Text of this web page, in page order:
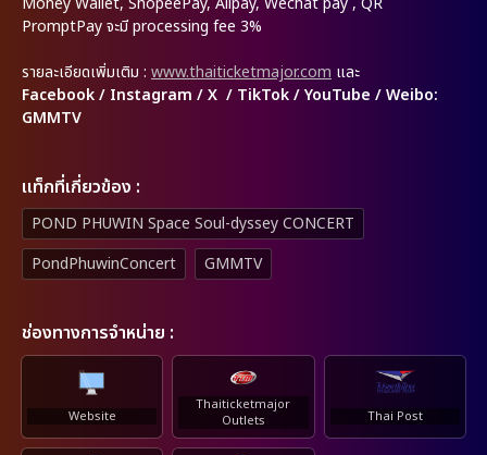
PromptPay จะมี processing fee 3%
รายละเอียดเพิ่มเติม : www.thaiticketmajor.com และ
Facebook / Instagram / X / TikTok / YouTube / Weibo:
GMMTV
เเท็กที่เกี่ยวข้อง :
POND PHUWIN Space Soul-dyssey CONCERT
PondPhuwinConcert
GMMTV
ช่องทางการจำหน่าย :
Website
Thaiticketmajor
Outlets
Thai Post